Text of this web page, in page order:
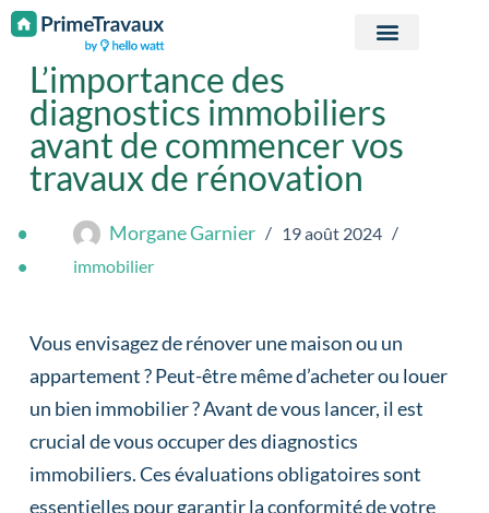
Passer au contenu
L’importance des
diagnostics immobiliers
avant de commencer vos
travaux de rénovation
Morgane Garnier
19 août 2024
immobilier
Vous envisagez de rénover une maison ou un
appartement ? Peut-être même d’acheter ou louer
un bien immobilier ? Avant de vous lancer, il est
crucial de vous occuper des diagnostics
immobiliers. Ces évaluations obligatoires sont
essentielles pour garantir la conformité de votre